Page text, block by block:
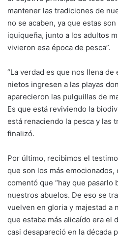
mantener las tradiciones de
no se acaben, ya que estas
iquiqueña, junto a los adultos
vivieron esa época de pesca”.
“La verdad es que nos llena
nietos ingresen a las playas
aparecieron las pulguillas de
Es que está reviviendo la
está renaciendo la pesca y las
finalizó.
Por último, recibimos el
que son los más
comentó que “hay que pasarlo
nuestros abuelos. De eso se
vuelven en gloria y majestad a
que estaba más alicaído era el
casi desapareció en la década